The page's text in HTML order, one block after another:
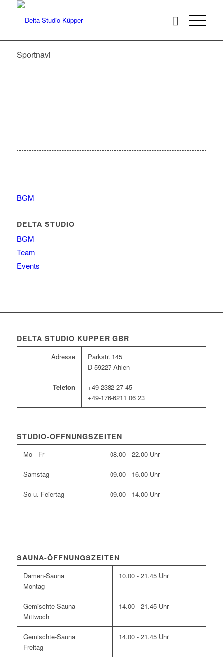
Sportnavi
BGM
DELTA STUDIO
BGM
Team
Events
DELTA STUDIO KÜPPER GBR
Adresse
Parkstr. 145
D-59227 Ahlen
Telefon
+49-2382-27 45
+49-176-6211 06 23
STUDIO-ÖFFNUNGSZEITEN
Mo - Fr 08.00 - 22.00 Uhr
Samstag 09.00 - 16.00 Uhr
So u. Feiertag 09.00 - 14.00 Uhr
SAUNA-ÖFFNUNGSZEITEN
Damen-Sauna
Montag
10.00 - 21.45 Uhr
Gemischte-Sauna
Mittwoch
14.00 - 21.45 Uhr
Gemischte-Sauna
Freitag
14.00 - 21.45 Uhr